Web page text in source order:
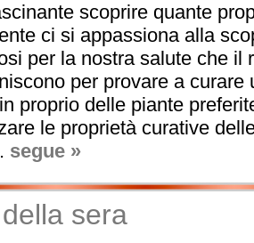
scoprire quante
ci si appassiona alla
per la nostra salute che il
per provare a curare
proprio delle piante
le proprietà curative
segue »
sera